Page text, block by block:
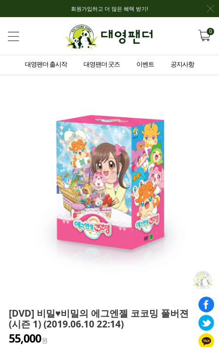
회원가입하고 더 많은 혜택 받기!
0
대영팬더 출시작 대영팬더 굿즈 이벤트 공지사항
[DVD] 비밀♥비밀의 에그엔젤 코코밍 풀버젼
(시즌 1) (2019.06.10 22:14)
55,000원